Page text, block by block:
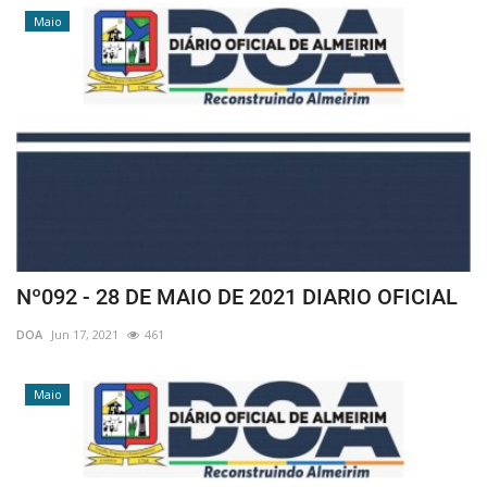
Maio
Nº092 - 28 DE MAIO DE 2021 DIARIO OFICIAL
DOA Jun 17, 2021 461
Maio